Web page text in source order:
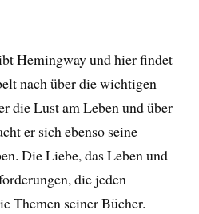
Hemingway und hier findet
nach über die wichtigen
die Lust am Leben und über
er sich ebenso seine
Die Liebe, das Leben und
die jeden
Themen seiner Bücher.